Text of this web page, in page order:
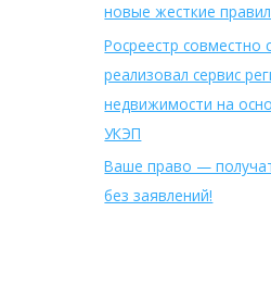
новые жесткие
Росреестр
реализовал сервис
недвижимости на
УКЭП
Ваше право —
без заявлений!